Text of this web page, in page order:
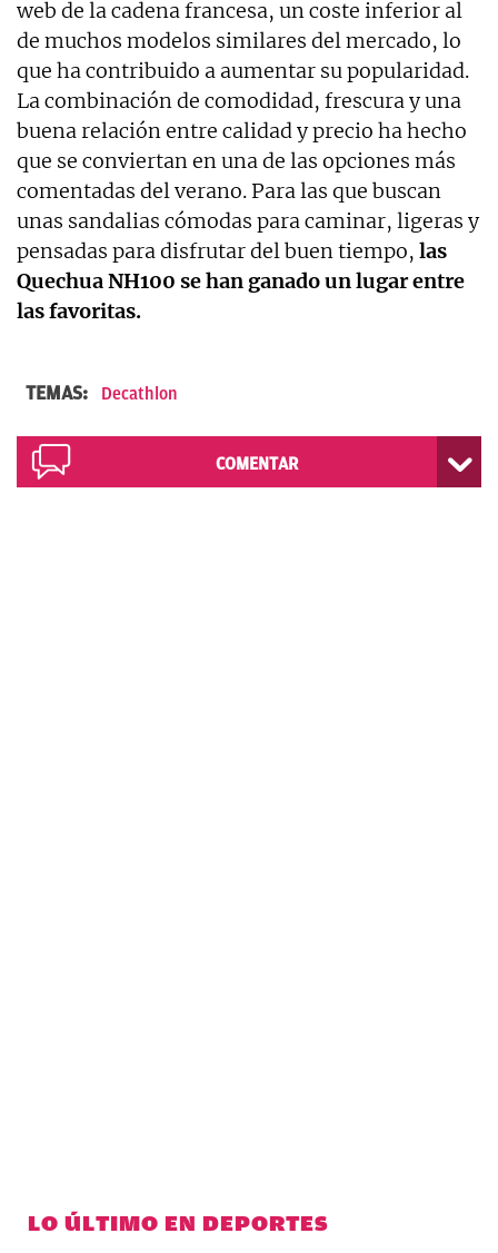
web de la cadena francesa, un coste inferior al
de muchos modelos similares del mercado, lo
que ha contribuido a aumentar su popularidad.
La combinación de comodidad, frescura y una
buena relación entre calidad y precio ha hecho
que se conviertan en una de las opciones más
comentadas del verano. Para las que buscan
unas sandalias cómodas para caminar, ligeras y
pensadas para disfrutar del buen tiempo, las
Quechua NH100 se han ganado un lugar entre
las favoritas.
TEMAS: Decathlon
COMENTAR
LO ÚLTIMO EN DEPORTES